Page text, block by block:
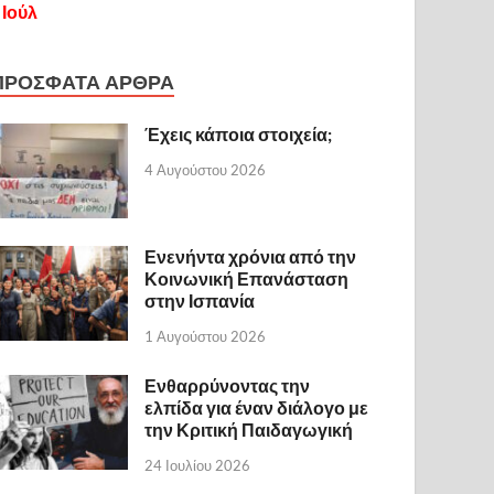
ΑΡΘΡΑ
Έχεις κάποια στοιχεία;
4 Αυγούστου 2026
Ενενήντα χρόνια από την
Κοινωνική Επανάσταση
στην Ισπανία
1 Αυγούστου 2026
Ενθαρρύνοντας την
ελπίδα για έναν διάλογο με
την Κριτική Παιδαγωγική
24 Ιουλίου 2026